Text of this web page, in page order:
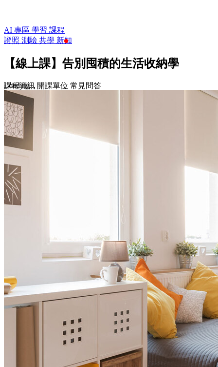
AI 專區 學習 課程
證照 測驗 共學 新知
【線上課】告別囤積的生活收納學
課程資訊 開課單位 常見問答
Loading...